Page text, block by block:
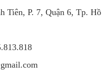
Tiên, P. 7, Quận 6, Tp. Hồ